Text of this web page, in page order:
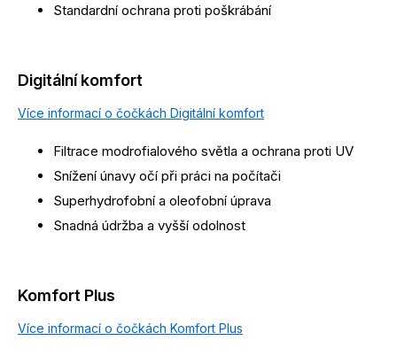
Standardní ochrana proti poškrábání
Digitální komfort
Více informací o čočkách Digitální komfort
Filtrace modrofialového světla a ochrana proti UV
Snížení únavy očí při práci na počítači
Superhydrofobní a oleofobní úprava
Snadná údržba a vyšší odolnost
Komfort Plus
Více informací o čočkách Komfort Plus